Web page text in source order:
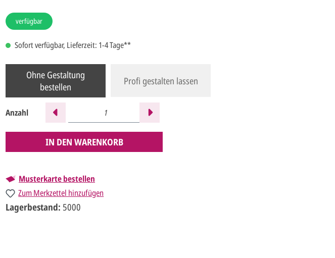
verfügbar
Sofort verfügbar, Lieferzeit: 1-4 Tage**
Ohne Gestaltung
bestellen
Profi gestalten lassen
Anzahl
IN DEN WARENKORB
Musterkarte bestellen
Zum Merkzettel hinzufügen
Lagerbestand: 5000